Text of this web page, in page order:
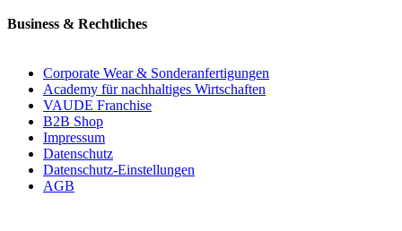
Business & Rechtliches
Corporate Wear & Sonderanfertigungen
Academy für nachhaltiges Wirtschaften
VAUDE Franchise
B2B Shop
Impressum
Datenschutz
Datenschutz-Einstellungen
AGB